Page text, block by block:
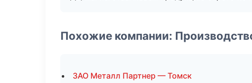
Похожие компании:
ЗАО Металл Партнер — Томск